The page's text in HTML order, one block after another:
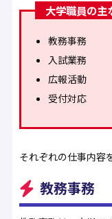
大学職員の主
教務事務
入試業務
広報活動
受付対応
それぞれの仕事内容
教務事務